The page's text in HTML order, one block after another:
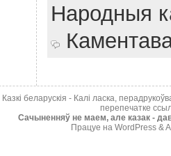
Народныя
Казкі беларускія - Калі ласка,
перепечатке
Cачыненняў не маем, але казак -
Працуе на WordPress &